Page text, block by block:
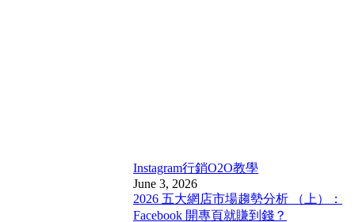
Instagram行銷O2O教學
June 3, 2026
2026 五大網店市場趨勢分析 （上）：
Facebook 開專頁就賺到錢？